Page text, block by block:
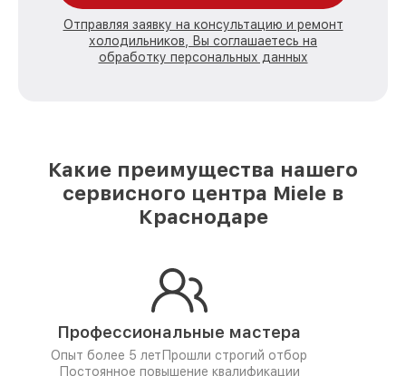
Отправляя заявку на консультацию и ремонт
холодильников, Вы соглашаетесь на
обработку персональных данных
Какие преимущества нашего
сервисного центра Miele в
Краснодаре
Профессиональные мастера
Опыт более 5 лет Прошли строгий отбор
Постоянное повышение квалификации